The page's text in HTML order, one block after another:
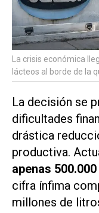
La crisis económica
lácteos al borde de la
La decisión se
dificultades
drástica
productiva.
apenas
cifra ínfima
millones de